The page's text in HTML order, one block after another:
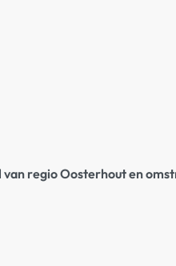
regio Oosterhout en